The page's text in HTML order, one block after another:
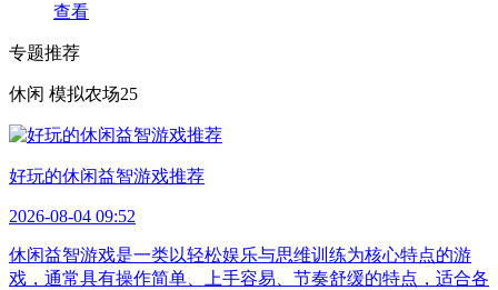
查看
专题推荐
休闲 模拟农场25
好玩的休闲益智游戏推荐
2026-08-04 09:52
休闲益智游戏是一类以轻松娱乐与思维训练为核心特点的游
戏，通常具有操作简单、上手容易、节奏舒缓的特点，适合各